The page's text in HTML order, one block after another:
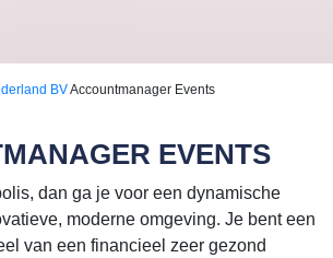
BVAccountmanager Events
EVENTS
dan ga je voor een dynamische
moderne omgeving. Je bent een
van een financieel zeer gezond